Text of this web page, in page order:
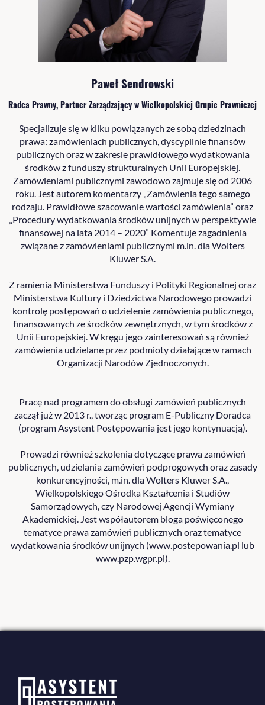
Paweł Sendrowski
Radca Prawny, Partner Zarządzający w Wielkopolskiej Grupie Prawniczej
Specjalizuje się w kilku powiązanych ze sobą dziedzinach
prawa: zamówieniach publicznych, dyscyplinie finansów
publicznych oraz w zakresie prawidłowego wydatkowania
środków z funduszy strukturalnych Unii Europejskiej.
Zamówieniami publicznymi zawodowo zajmuje się od 2006
roku. Jest autorem komentarzy „Zamówienia tego samego
rodzaju. Prawidłowe szacowanie wartości zamówienia” oraz
„Procedury wydatkowania środków unijnych w perspektywie
finansowej na lata 2014 – 2020” Komentuje zagadnienia
związane z zamówieniami publicznymi m.in. dla Wolters
Kluwer S.A.
Z ramienia Ministerstwa Funduszy i Polityki Regionalnej oraz
Ministerstwa Kultury i Dziedzictwa Narodowego prowadzi
kontrolę postępowań o udzielenie zamówienia publicznego,
finansowanych ze środków zewnętrznych, w tym środków z
Unii Europejskiej. W kręgu jego zainteresowań są również
zamówienia udzielane przez podmioty działające w ramach
Organizacji Narodów Zjednoczonych.
Pracę nad programem do obsługi zamówień publicznych
zaczął już w 2013 r., tworząc program E-Publiczny Doradca
(program Asystent Postępowania jest jego kontynuacją).
Prowadzi również szkolenia dotyczące prawa zamówień
publicznych, udzielania zamówień podprogowych oraz zasady
konkurencyjności, m.in. dla Wolters Kluwer S.A.,
Wielkopolskiego Ośrodka Kształcenia i Studiów
Samorządowych, czy Narodowej Agencji Wymiany
Akademickiej. Jest współautorem bloga poświęconego
tematyce prawa zamówień publicznych oraz tematyce
wydatkowania środków unijnych (www.postepowania.pl lub
www.pzp.wgpr.pl).